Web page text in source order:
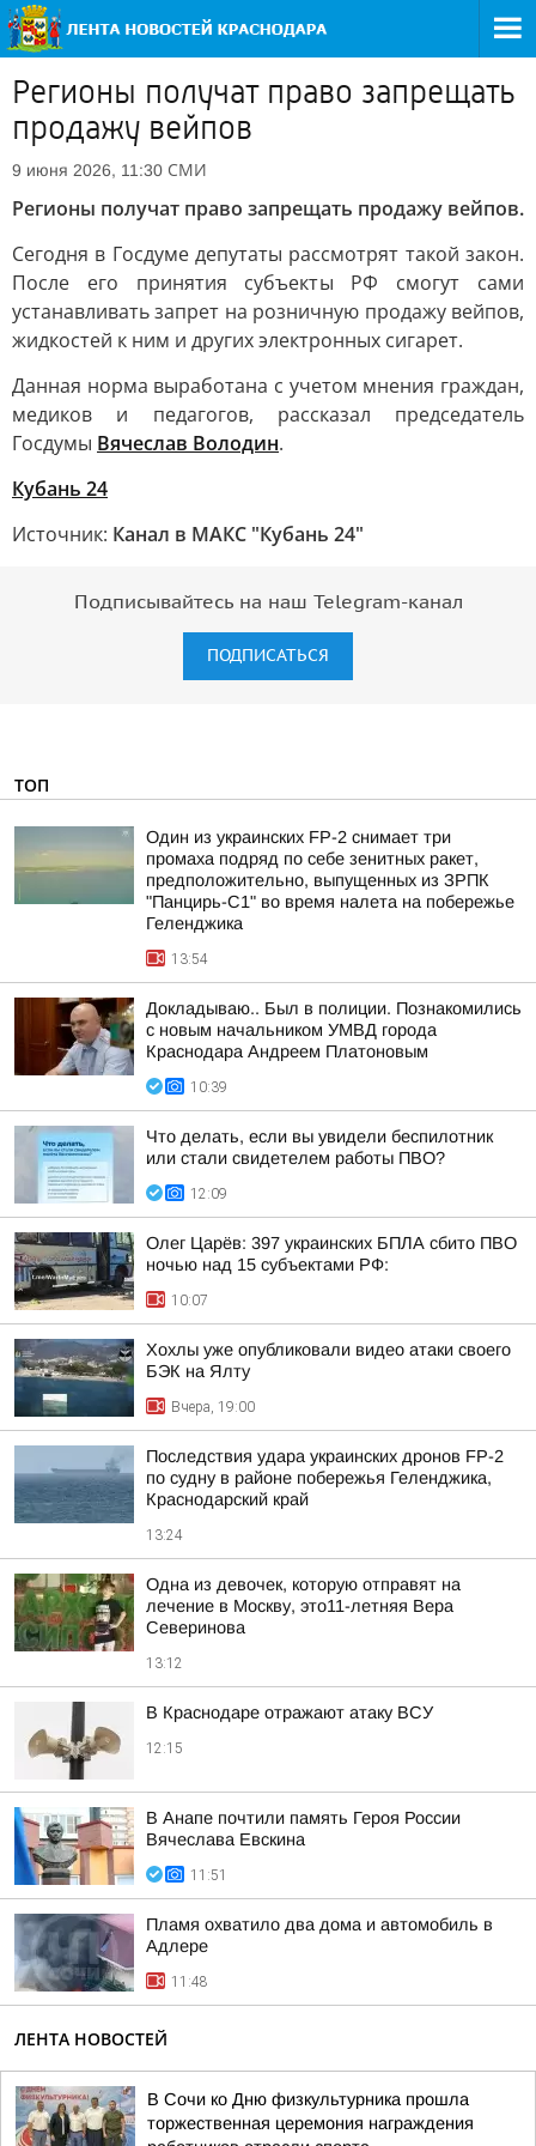
Регионы получат право запрещать
продажу вейпов
9 июня 2026, 11:30 СМИ
Регионы получат право запрещать продажу вейпов.
Сегодня в Госдуме депутаты рассмотрят такой закон.
После его принятия субъекты РФ смогут сами
устанавливать запрет на розничную продажу вейпов,
жидкостей к ним и других электронных сигарет.
Данная норма выработана с учетом мнения граждан,
медиков и педагогов, рассказал председатель
Госдумы Вячеслав Володин.
Кубань 24
Источник: Канал в МАКС "Кубань 24"
Подписывайтесь на наш Telegram-канал
ПОДПИСАТЬСЯ
ТОП
Один из украинских FP-2 снимает три
промаха подряд по себе зенитных ракет,
предположительно, выпущенных из ЗРПК
"Панцирь-С1" во время налета на побережье
Геленджика
13:54
Докладываю.. Был в полиции. Познакомились
с новым начальником УМВД города
Краснодара Андреем Платоновым
10:39
Что делать, если вы увидели беспилотник
или стали свидетелем работы ПВО?
12:09
Олег Царёв: 397 украинских БПЛА сбито ПВО
ночью над 15 субъектами РФ:
10:07
Хохлы уже опубликовали видео атаки своего
БЭК на Ялту
Вчера, 19:00
Последствия удара украинских дронов FP-2
по судну в районе побережья Геленджика,
Краснодарский край
13:24
Одна из девочек, которую отправят на
лечение в Москву, это11-летняя Вера
Северинова
13:12
В Краснодаре отражают атаку ВСУ
12:15
В Анапе почтили память Героя России
Вячеслава Евскина
11:51
Пламя охватило два дома и автомобиль в
Адлере
11:48
ЛЕНТА НОВОСТЕЙ
В Сочи ко Дню физкультурника прошла
торжественная церемония награждения